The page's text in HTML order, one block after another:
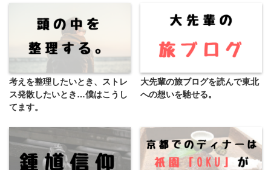
考えを整理したいとき、ストレ
ス発散したいとき…僕はこうし
てます。
大先輩の旅ブログを読んで東北
への想いを馳せる。